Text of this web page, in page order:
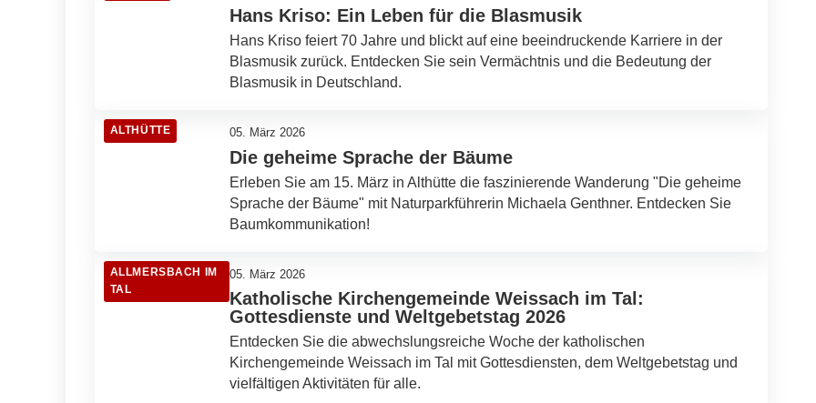
Hans Kriso: Ein Leben für die Blasmusik
Hans Kriso feiert 70 Jahre und blickt auf eine beeindruckende Karriere in der
Blasmusik zurück. Entdecken Sie sein Vermächtnis und die Bedeutung der
Blasmusik in Deutschland.
ALTHÜTTE 05. März 2026
Die geheime Sprache der Bäume
Erleben Sie am 15. März in Althütte die faszinierende Wanderung "Die geheime
Sprache der Bäume" mit Naturparkführerin Michaela Genthner. Entdecken Sie
Baumkommunikation!
ALLMERSBACH IM
TAL
05. März 2026
Katholische Kirchengemeinde Weissach im Tal:
Gottesdienste und Weltgebetstag 2026
Entdecken Sie die abwechslungsreiche Woche der katholischen
Kirchengemeinde Weissach im Tal mit Gottesdiensten, dem Weltgebetstag und
vielfältigen Aktivitäten für alle.
Jazz in Althütte: Christoph Beck &
02. März 2026
Ballonglühen in Althütte begeistert